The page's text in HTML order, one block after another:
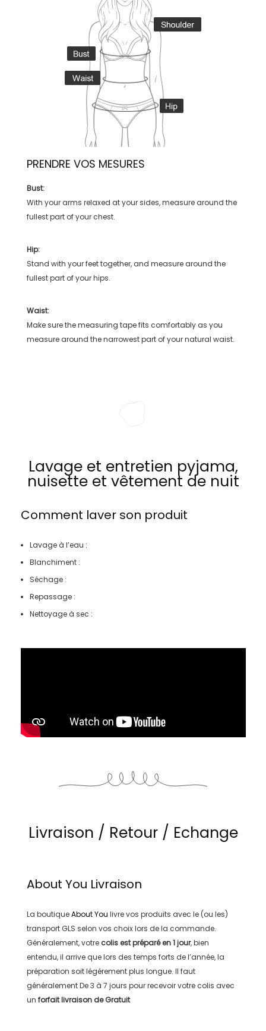
PRENDRE VOS MESURES
Bust:
With your arms relaxed at your sides, measure around the
fullest part of your chest.
Hip:
Stand with your feet together, and measure around the
fullest part of your hips.
Waist:
Make sure the measuring tape fits comfortably as you
measure around the narrowest part of your natural waist.
Lavage et entretien pyjama,
nuisette et vêtement de nuit
Comment laver son produit
Lavage à l’eau :
Blanchiment :
Séchage :
Repassage :
Nettoyage à sec :
Livraison / Retour / Echange
About You Livraison
La boutiqueAbout You livre vos produits avec le (ou les)
transportGLS selon vos choix lors de la commande.
Généralement, votre colis est préparé en1 jour, bien
entendu, il arrive que lors des temps forts de l’année, la
préparation soit légérement plus longue. Il faut
généralementDe 3 à 7 jours pour recevoir votre colis avec
un forfait livraison deGratuit